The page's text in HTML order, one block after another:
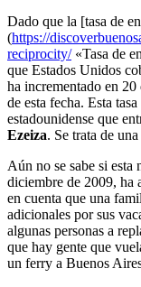
Dado que la [tasa de
(https://
reciprocity/«Tasa de
que Estados Unidos
ha incrementado en
de esta fecha. Esta
estadounidense que
Ezeiza. Se trata de
Aún no se sabe si esta
diciembre de 2009, ha
en cuenta que una
adicionales por sus
algunas personas a
que hay gente que
un ferry a Buenos